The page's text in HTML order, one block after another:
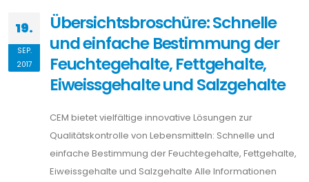
19.
SEP.
2017
Übersichtsbroschüre: Schnelle
und einfache Bestimmung der
Feuchtegehalte, Fettgehalte,
Eiweissgehalte und Salzgehalte
CEM bietet vielfältige innovative Lösungen zur
Qualitätskontrolle von Lebensmitteln: Schnelle und
einfache Bestimmung der Feuchtegehalte, Fettgehalte,
Eiweissgehalte und Salzgehalte Alle Informationen